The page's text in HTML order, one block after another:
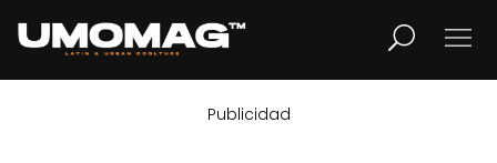
LIFESTYLE
Publicidad